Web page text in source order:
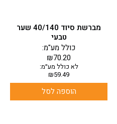
מברשת סיוד 40/140 שער
טבעי
₪70.20
כולל מע"מ:
לא כולל מע״מ:
₪59.49
הוספה לסל